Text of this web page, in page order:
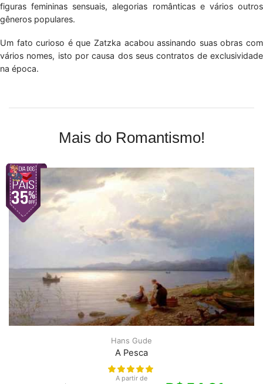
figuras femininas sensuais, alegorias românticas e vários outros
gêneros populares.
Um fato curioso é que Zatzka acabou assinando suas obras com
vários nomes, isto por causa dos seus contratos de exclusividade
na época.
Mais do Romantismo!
Hans Gude
A Pesca
A partir de